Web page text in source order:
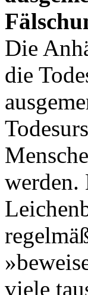
Die
die
werden.
viele